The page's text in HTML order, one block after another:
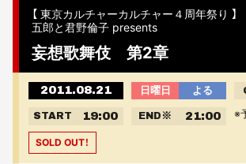
【 東京カルチャーカルチャー４周年祭り
五郎と君野倫子 presents
妄想歌舞伎 第2章
2011.08.21 日曜日 よる
START 19:00 END ※ 21:00 ※
SOLD OUT！